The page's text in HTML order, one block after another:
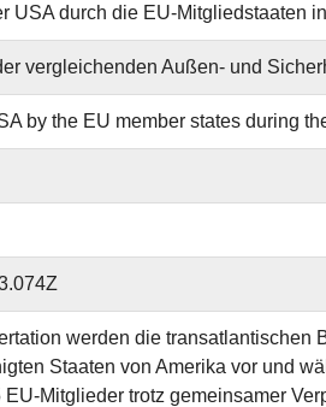
USA durch die EU-Mitgliedstaaten
vergleichenden Außen- und
by the EU member states during
werden die
Staaten von Amerika vor und
Mitglieder trotz gemeinsamer